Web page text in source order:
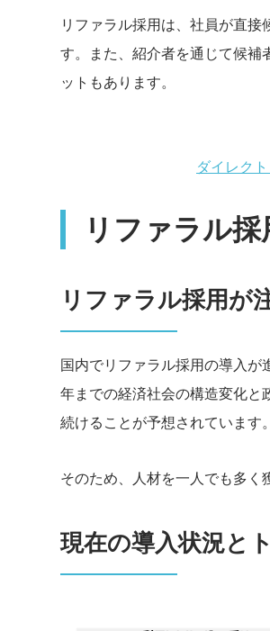
リファラル採用は、社員が直
す。また、紹介者を通じて候補
ットもあります。
ダイレク
リファラル
リファラル採用が
国内でリファラル採用の導入
年までの経済社会の構造変化
続けることが予想されています
そのため、人材を一人でも多く
現在の導入状況と